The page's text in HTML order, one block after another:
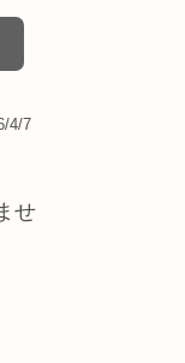
4/7
せ